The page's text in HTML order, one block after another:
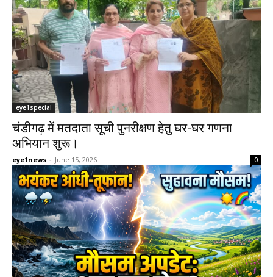
eye1special
चंडीगढ़ में मतदाता सूची पुनरीक्षण हेतु घर-घर गणना
अभियान शुरू।
eye1news - June 15, 2026 0